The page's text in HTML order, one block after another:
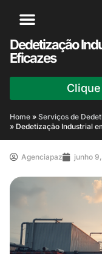
Dedetização
Eficazes
Home » Serviços de
» Dedetização Industrial
Agenciapaz junho